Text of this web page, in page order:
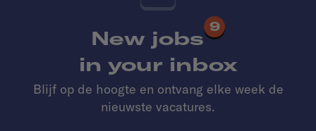
New jobs
9
in your inbox
Blijf op de hoogte en ontvang elke week de
nieuwste vacatures.